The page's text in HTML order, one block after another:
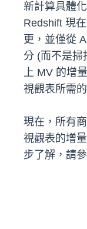
新計算具體
Redshift 現
更，並僅從
分 (而不是掃
上 MV 的增
視觀表所需
現在，所有
視觀表的增
步了解，請